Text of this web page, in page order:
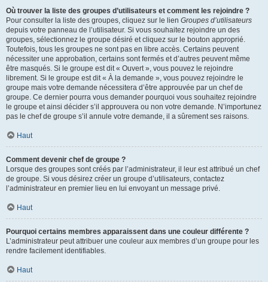
Où trouver la liste des groupes d’utilisateurs et comment les rejoindre ?
Pour consulter la liste des groupes, cliquez sur le lien Groupes d’utilisateurs
depuis votre panneau de l’utilisateur. Si vous souhaitez rejoindre un des
groupes, sélectionnez le groupe désiré et cliquez sur le bouton approprié.
Toutefois, tous les groupes ne sont pas en libre accès. Certains peuvent
nécessiter une approbation, certains sont fermés et d’autres peuvent même
être masqués. Si le groupe est dit « Ouvert », vous pouvez le rejoindre
librement. Si le groupe est dit « À la demande », vous pouvez rejoindre le
groupe mais votre demande nécessitera d’être approuvée par un chef de
groupe. Ce dernier pourra vous demander pourquoi vous souhaitez rejoindre
le groupe et ainsi décider s’il approuvera ou non votre demande. N’importunez
pas le chef de groupe s’il annule votre demande, il a sûrement ses raisons.
Haut
Comment devenir chef de groupe ?
Lorsque des groupes sont créés par l’administrateur, il leur est attribué un chef
de groupe. Si vous désirez créer un groupe d’utilisateurs, contactez
l’administrateur en premier lieu en lui envoyant un message privé.
Haut
Pourquoi certains membres apparaissent dans une couleur différente ?
L’administrateur peut attribuer une couleur aux membres d’un groupe pour les
rendre facilement identifiables.
Haut